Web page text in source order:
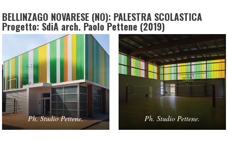
BELLINZAGO NOVARESE (NO): PALESTRA SCOLASTICA
Progetto: SdiA arch. Paolo Pettene (2019)
Ph. Studio Pettene. Ph. Studio Pettene.